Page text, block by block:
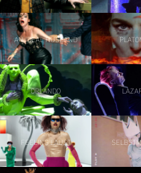
AN IDEAL HUSBAND
ORLANDO
FEELING FAUST